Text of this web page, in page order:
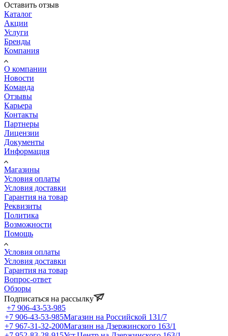
Оставить отзыв
Каталог
Акции
Услуги
Бренды
Компания
О компании
Новости
Команда
Отзывы
Карьера
Контакты
Партнеры
Лицензии
Документы
Информация
Магазины
Условия оплаты
Условия доставки
Гарантия на товар
Реквизиты
Политика
Возможности
Помощь
Условия оплаты
Условия доставки
Гарантия на товар
Вопрос-ответ
Обзоры
Подписаться на рассылку
+7 906-43-53-985
+7 906-43-53-985Магазин на Российской 131/7
+7 967-31-32-200Магазин на Дзержинского 163/1